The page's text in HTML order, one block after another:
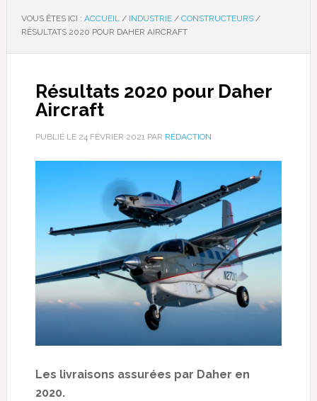
VOUS ÊTES ICI : ACCUEIL / INDUSTRIE / CONSTRUCTEURS /
RÉSULTATS 2020 POUR DAHER AIRCRAFT
Résultats 2020 pour Daher
Aircraft
PUBLIÉ LE 24 FÉVRIER 2021PAR RÉDACTION
Les livraisons assurées par Daher en
2020.